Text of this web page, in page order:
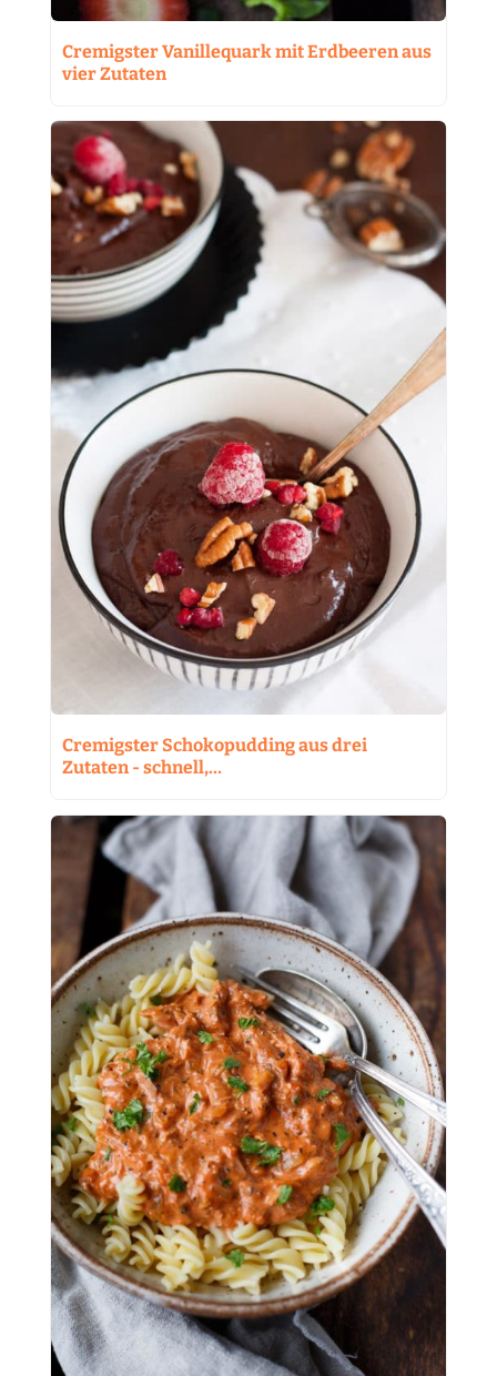
Cremigster Vanillequark mit Erdbeeren aus
vier Zutaten
Cremigster Schokopudding aus drei
Zutaten - schnell,…